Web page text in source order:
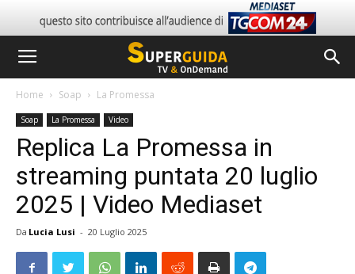
Home Soap La Promessa
Soap La Promessa Video
Replica La Promessa in
streaming puntata 20 luglio
2025 | Video Mediaset
Da Lucia Lusi - 20 Luglio 2025